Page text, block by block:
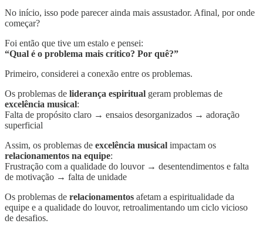
No início, isso pode parecer ainda mais assustador. Afinal, por onde
começar?
Foi então que tive um estalo e pensei:
“Qual é o problema mais crítico? Por quê?”
Primeiro, considerei a conexão entre os problemas.
Os problemas de liderança espiritual geram problemas de
excelência musical:
Falta de propósito claro → ensaios desorganizados → adoração
superficial
Assim, os problemas de excelência musical impactam os
relacionamentos na equipe:
Frustração com a qualidade do louvor → desentendimentos e falta
de motivação → falta de unidade
Os problemas de relacionamentos afetam a espiritualidade da
equipe e a qualidade do louvor, retroalimentando um ciclo vicioso
de desafios.